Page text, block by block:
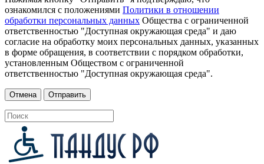
ознакомился с положениями Политики в отношении
обработки персональных данных Общества с ограниченной
ответственностью "Доступная окружающая среда" и даю
согласие на обработку моих персональных данных, указанных
в форме обращения, в соответствии с порядком обработки,
установленным Обществом с ограниченной
ответственностью "Доступная окружающая среда".